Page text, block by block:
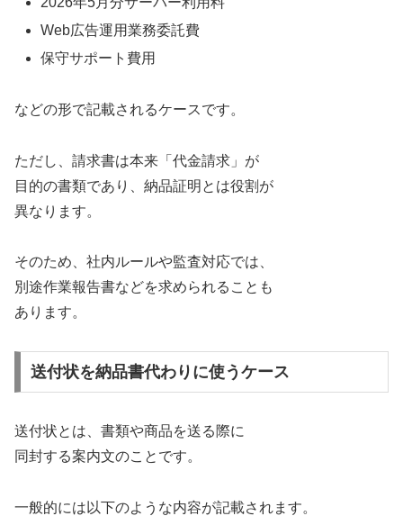
Web広告運用業務委託費
保守サポート費用
などの形で記載されるケースです。
ただし、請求書は本来「代金請求」が
目的の書類であり、納品証明とは役割が
異なります。
そのため、社内ルールや監査対応では、
別途作業報告書などを求められることも
あります。
送付状を納品書代わりに使うケース
送付状とは、書類や商品を送る際に
同封する案内文のことです。
一般的には以下のような内容が記載されます。